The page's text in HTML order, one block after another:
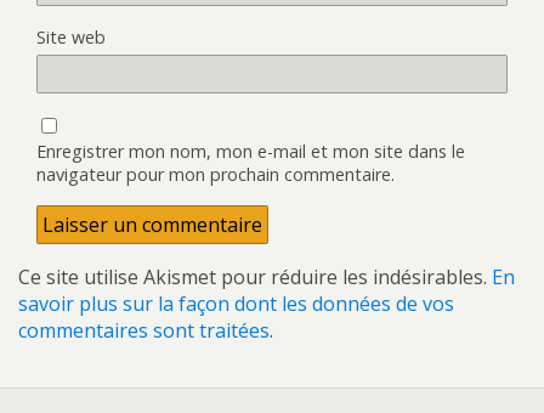
Site web
Enregistrer mon nom, mon e-mail et mon site dans le
navigateur pour mon prochain commentaire.
Ce site utilise Akismet pour réduire les indésirables. En
savoir plus sur la façon dont les données de vos
commentaires sont traitées.